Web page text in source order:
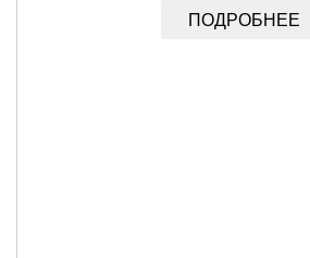
ПОДРОБНЕЕ